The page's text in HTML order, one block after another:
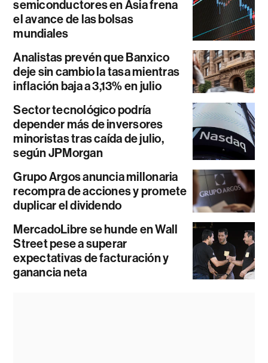
semiconductores en Asia frena
el avance de las bolsas
mundiales
Analistas prevén que Banxico
deje sin cambio la tasa mientras
inflación baja a 3,13% en julio
Sector tecnológico podría
depender más de inversores
minoristas tras caída de julio,
según JPMorgan
Grupo Argos anuncia millonaria
recompra de acciones y promete
duplicar el dividendo
MercadoLibre se hunde en Wall
Street pese a superar
expectativas de facturación y
ganancia neta